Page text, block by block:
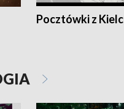
Pocztówki z Kielc